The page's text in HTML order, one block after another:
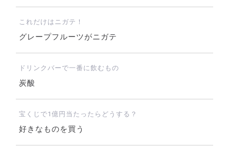
これだけはニガテ！
グレープフルーツがニガテ
ドリンクバーで一番に飲むもの
炭酸
宝くじで1億円当たったらどうする？
好きなものを買う